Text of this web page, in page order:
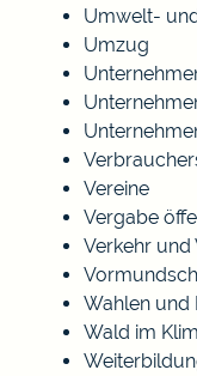
Umwelt-
Umzug
Vereine
Vergabe
Verkehr und
Wahlen und
Wald im